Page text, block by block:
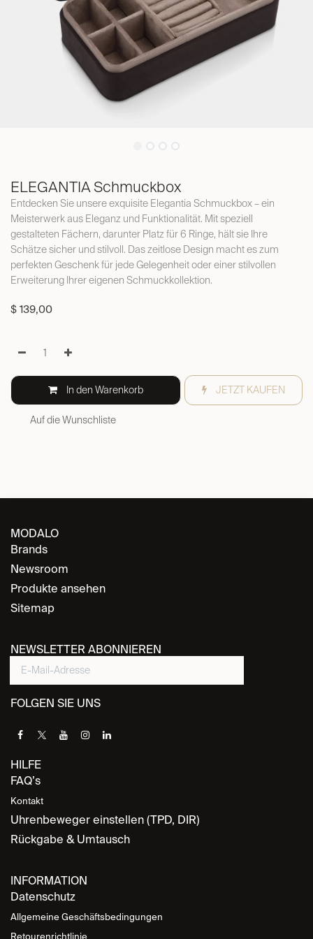
ELEGANTIA Schmuckbox
Entdecken Sie unsere exquisite Elegantia Schmuckbox – ein
Meisterwerk aus Eleganz und Funktionalität. Mit speziell
gestalteten Fächern, darunter Platz für 6 Ringe, hält sie Ihre
Schätze sicher und stilvoll. Das zeitlose Design macht es zum
perfekten Geschenk für jede Gelegenheit oder einer stilvollen
Erweiterung Ihrer eigenen Schmuckkollektion.
$ 139,00
In den Warenkorb JETZT KAUFEN
Auf die Wunschliste
MODALO
Brands
Newsroom
Produkte ansehen
Sitemap
NEWSLETTER ABONNIEREN
FOLGEN SIE UNS
HILFE
FAQ’s
Kontakt
Uhrenbeweger einstellen (TPD, DIR)
Rückgabe & Umtausch
INFORMATION
Datenschutz
Allgemeine Geschäftsbedingungen
Retourenrichtlinie